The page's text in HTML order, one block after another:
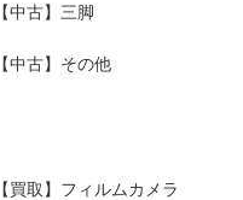
【中古】三脚
【中古】その他
【買取】フィルムカメラ